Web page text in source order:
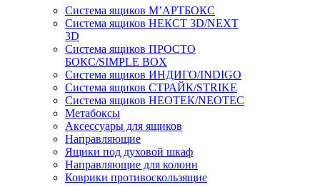
Система ящиков М’АРТБОКС
Система ящиков НЕКСТ 3D/NEXT
3D
Система ящиков ПРОСТО
БОКС/SIMPLE BOX
Система ящиков ИНДИГО/INDIGO
Система ящиков СТРАЙК/STRIKE
Система ящиков НЕОТЕК/NEOTEC
Метабоксы
Аксессуары для ящиков
Направляющие
Ящики под духовой шкаф
Направляющие для колонн
Коврики противоскользящие